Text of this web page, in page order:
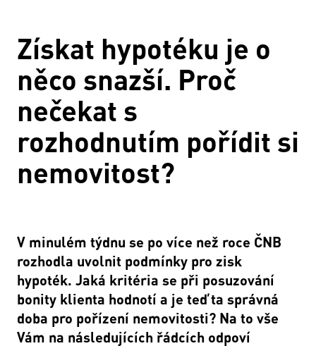
Získat hypotéku je o
něco snazší. Proč
nečekat s
rozhodnutím pořídit si
nemovitost?
V minulém týdnu se po více než roce ČNB
rozhodla uvolnit podmínky pro zisk
hypoték. Jaká kritéria se při posuzování
bonity klienta hodnotí a je teď ta správná
doba pro pořízení nemovitosti? Na to vše
Vám na následujících řádcích odpoví